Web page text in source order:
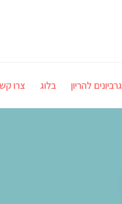
גרביונים להריון בלוג צרו